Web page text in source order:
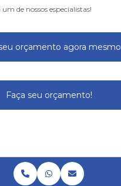
de nossos especialistas!
orçamento agora mesmo
Faça seu orçamento!